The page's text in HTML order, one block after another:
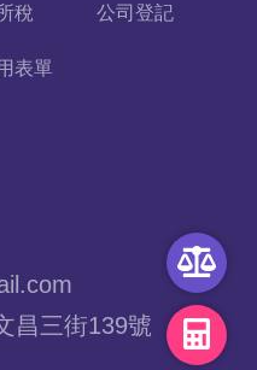
稅 公司登記
表單
昌三街139號